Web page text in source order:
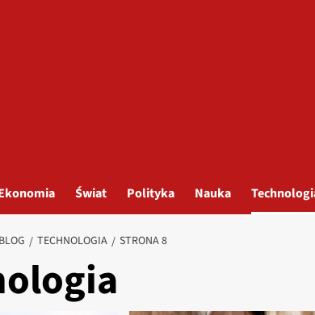
Świat Polityka Nauka
BLOG TECHNOLOGIA STRONA 8